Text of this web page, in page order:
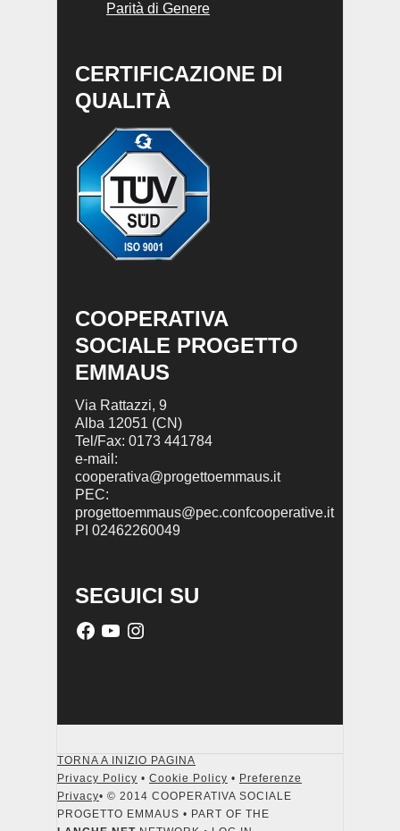
Parità di Genere
CERTIFICAZIONE DI
QUALITÀ
COOPERATIVA
SOCIALE PROGETTO
EMMAUS
Via Rattazzi, 9
Alba 12051 (CN)
Tel/Fax: 0173 441784
e-mail:
cooperativa@progettoemmaus.it
PEC:
progettoemmaus@pec.confcooperative.it
PI 02462260049
SEGUICI SU
TORNA A INIZIO PAGINA
Privacy Policy • Cookie Policy • Preferenze
Privacy• © 2014 COOPERATIVA SOCIALE
PROGETTO EMMAUS • PART OF THE